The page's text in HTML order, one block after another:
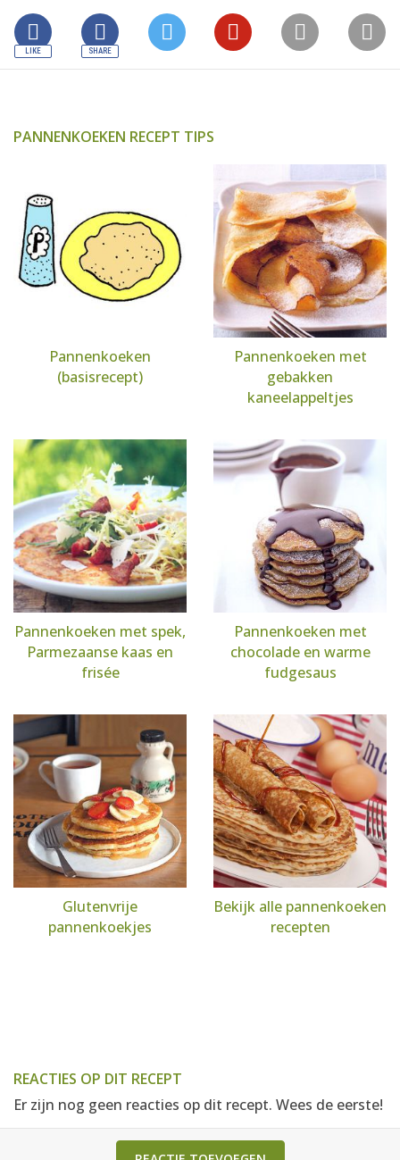
PANNENKOEKEN RECEPT TIPS
Pannenkoeken
(basisrecept)
Pannenkoeken met
gebakken
kaneelappeltjes
Pannenkoeken met spek,
Parmezaanse kaas en
frisée
Pannenkoeken met
chocolade en warme
fudgesaus
Glutenvrije
pannenkoekjes
Bekijk alle pannenkoeken
recepten
REACTIES OP DIT RECEPT
Er zijn nog geen reacties op dit recept. Wees de eerste!